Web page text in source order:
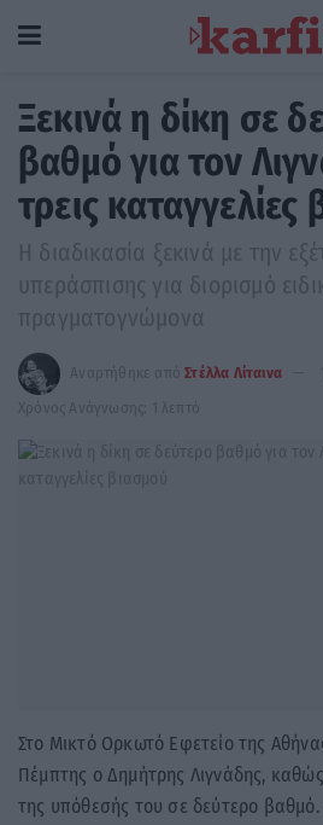
Ξεκινά η δίκη σε
βαθμό για τον
τρεις καταγγελίες
Η διαδικασία ξεκινά με την
υπεράσπισης για διορισμό
πραγματογνώμονα
Αναρτήθηκε από Στέλλα Λίταινα
Χρόνος Ανάγνωσης: 1 λεπτό
Στο Μικτό Ορκωτό Εφετείο της
Πέμπτης ο Δημήτρης Λιγνάδης,
της υπόθεσής του σε δεύτερο βαθμό.